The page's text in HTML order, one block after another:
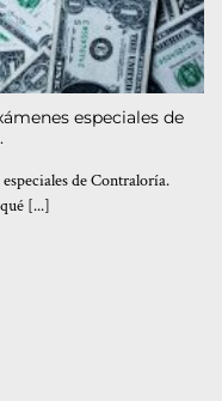
especiales de
especiales de Contraloría.
[...]